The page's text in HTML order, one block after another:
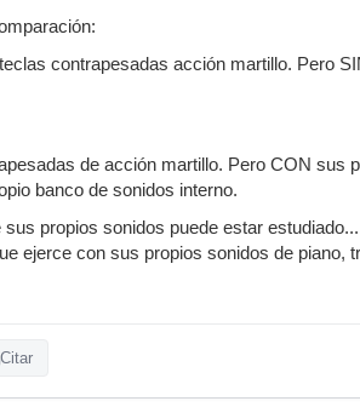
contrapesadas acción martillo. Pero
de acción martillo. Pero CON sus
banco de sonidos interno.
sus propios sonidos puede estar
ejerce con sus propios sonidos de piano,
Citar